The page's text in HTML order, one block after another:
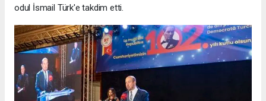
odul İsmail Türk'e takdim etti.